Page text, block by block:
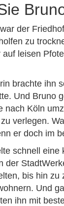
der
zu
leisen
brachte ihn
Und Bruno
nach Köln
verlegen.
er doch im
schnell
der
bis hin
Und
ihn mit